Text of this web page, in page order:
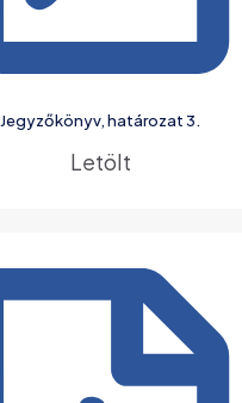
Jegyzőkönyv, határozat 3.
Letölt